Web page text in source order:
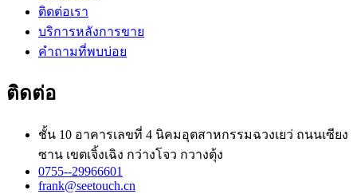
ติดต่อเรา
บริการหลังการขาย
คำถามที่พบบ่อย
ติดต่อ
ชั้น 10 อาคารเลขที่ 4 นิคมอุตสาหกรรมฉวงเยว่ ถนนเซียง
ซาน เขตเจิ้งเฉิง กว่างโจว กวางตุ้ง
0755--29966601
frank@seetouch.cn